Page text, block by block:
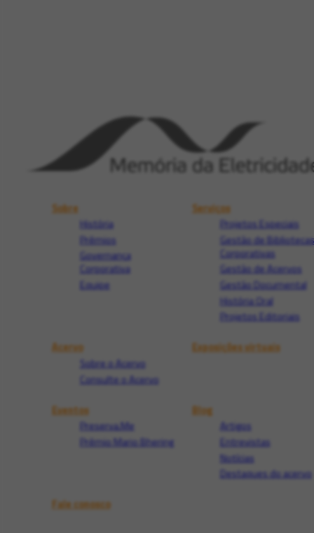
Sobre
História
Prêmios
Governança
Corporativa
Equipe
Serviços
Projetos Especiais
Gestão de Bibliotecas
Corporativas
Gestão de Acervos
Gestão Documental
História Oral
Projetos Editoriais
Acervo
Sobre o Acervo
Consulte o Acervo
Exposições virtuais
Eventos
Preserva.Me
Prêmio Mario Bhering
Blog
Artigos
Entrevistas
Notícias
Destaques do acervo
Fale conosco